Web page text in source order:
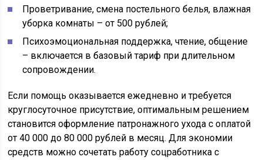
Проветривание, смена постельного белья, влажная
уборка комнаты – от 500 рублей;
Психоэмоциональная поддержка, чтение, общение
– включается в базовый тариф при длительном
сопровождении.
Если помощь оказывается ежедневно и требуется
круглосуточное присутствие, оптимальным решением
становится оформление патронажного ухода с оплатой
от 40 000 до 80 000 рублей в месяц. Для экономии
средств можно сочетать работу соцработника с